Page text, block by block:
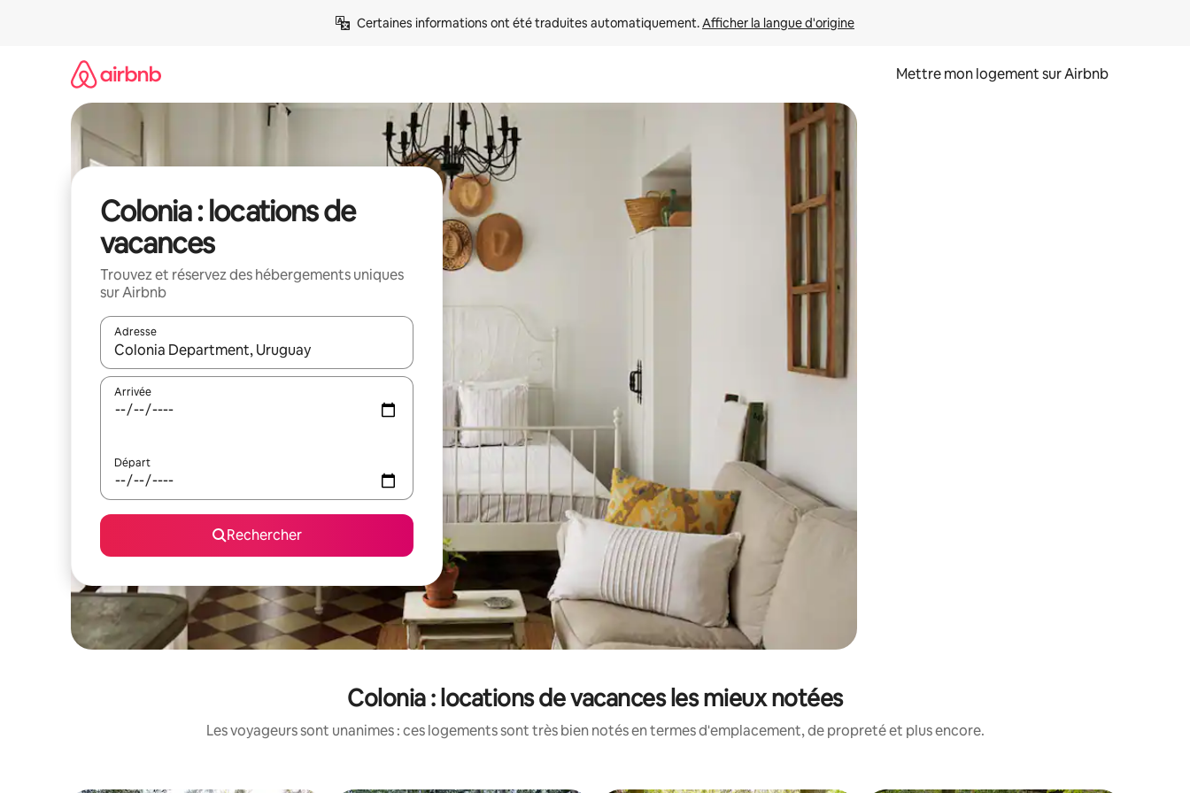
Certaines informations ont été traduites automatiquement. Afficher la langue d'origine
Mettre mon logement sur Airbnb
Colonia : locations de
vacances
Trouvez et réservez des hébergements uniques
sur Airbnb
Adresse
Lorsque les résultats s'affichent, utilisez les flèches vers le haut et vers le bas pour les parcourir ou en appuyant et en faisant glisser.
Arrivée
Départ
Rechercher
Colonia : locations de vacances les mieux notées
Les voyageurs sont unanimes : ces logements sont très bien notés en termes d'emplacement, de propreté et plus encore.